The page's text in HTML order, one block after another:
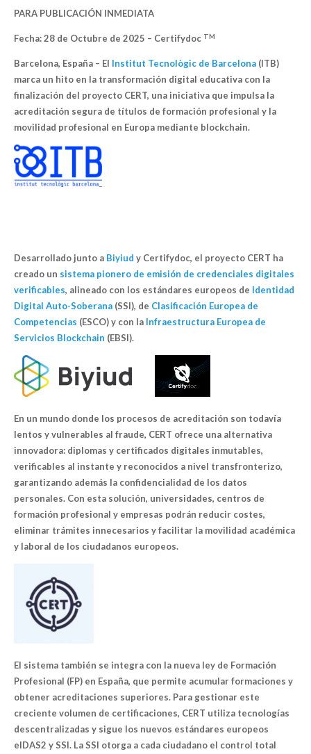
PARA PUBLICACIÓN INMEDIATA
Fecha: 28 de Octubre de 2025 – Certifydoc TM
Barcelona, España – El Institut Tecnològic de Barcelona(ITB)
marca un hito en la transformación digital educativa con la
finalización del proyecto CERT, una iniciativa que impulsa la
acreditación segura de títulos de formación profesional y la
movilidad profesional en Europa mediante blockchain.
Desarrollado junto a Biyiud y Certifydoc, el proyecto CERT ha
creado un sistema pionero de emisión de credenciales digitales
verificables, alineado con los estándares europeos de Identidad
Digital Auto-Soberana(SSI), de Clasificación Europea de
Competencias (ESCO) y con la Infraestructura Europea de
Servicios Blockchain (EBSI).
En un mundo donde los procesos de acreditación son todavía
lentos y vulnerables al fraude, CERT ofrece una alternativa
innovadora: diplomas y certificados digitales inmutables,
verificables al instante y reconocidos a nivel transfronterizo,
garantizando además la confidencialidad de los datos
personales. Con esta solución, universidades, centros de
formación profesional y empresas podrán reducir costes,
eliminar trámites innecesarios y facilitar la movilidad académica
y laboral de los ciudadanos europeos.
El sistema también se integra con la nueva ley de Formación
Profesional (FP) en España, que permite acumular formaciones y
obtener acreditaciones superiores. Para gestionar este
creciente volumen de certificaciones, CERT utiliza tecnologías
descentralizadas y sigue los nuevos estándares europeos
eIDAS2 y SSI. La SSI otorga a cada ciudadano el control total